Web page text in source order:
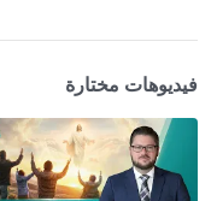
فيديوهات مختارة